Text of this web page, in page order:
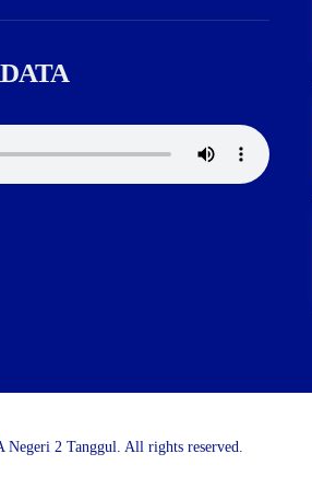
2 Tanggul. All rights reserved.